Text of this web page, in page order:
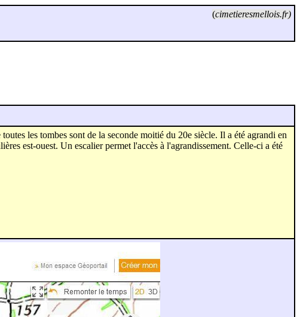
(cimetieresmellois.fr)
les tombes sont de la seconde moitié du 20e siècle. Il a été agrandi en
est-ouest. Un escalier permet l'accès à l'agrandissement. Celle-ci a été